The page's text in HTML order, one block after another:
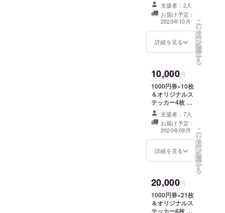
背中に
佐藤銃
遊戯の
文字が
入りま
でゲー
ム以外
の普段
着とし
てもご
使用頂
けま
す。 ※
ご支援
イズ
(M/L/LL/
選びく
ださい
装備品はもちろ
ん、椅子、テン
ト、ＢＢＱコン
ロ等も保管可能
です。 利用期限
2020/10月1日～
自己責任となり
ますのでご理解
お願い致しま
す。
支援者：2人
お届け予定：
2020年10月
詳細を見る
こ
の
リ
タ
ー
ン
を
選
択
す
る
10,000円
1000円券×10枚
＆オリジナルス
テッカー4枚 利
用方法 定例会・
ナイター定例
会・フィールド
主催イベント・
シューティング
エリア・フィー
の方も利用可能
なので、チーム
でシェアしてご
活用頂けます。
支援者：7人
お届け予定：
2020年09月
詳細を見る
こ
の
リ
タ
ー
ン
を
選
択
す
る
20,000円
1000円券×21枚
＆オリジナルス
テッカー8枚 利